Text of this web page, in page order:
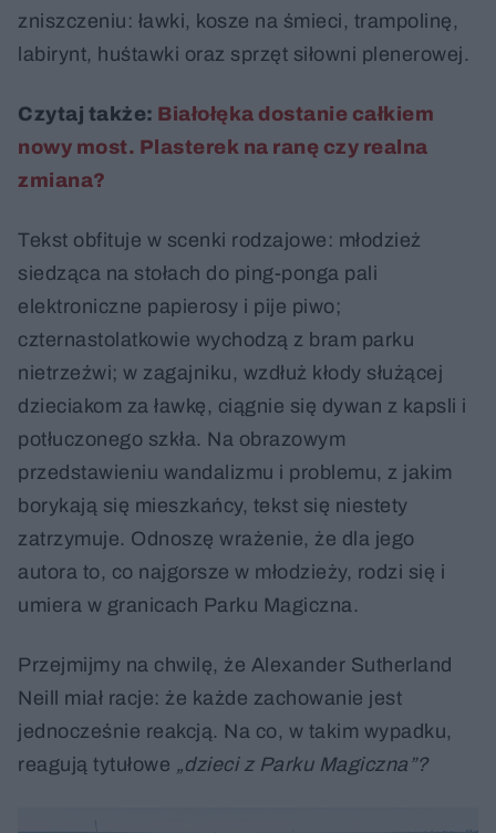
zniszczeniu: ławki, kosze na śmieci, trampolinę,
labirynt, huśtawki oraz sprzęt siłowni plenerowej.
Czytaj także: Białołęka dostanie całkiem
nowy most. Plasterek na ranę czy realna
zmiana?
Tekst obfituje w scenki rodzajowe: młodzież
siedząca na stołach do ping-ponga pali
elektroniczne papierosy i pije piwo;
czternastolatkowie wychodzą z bram parku
nietrzeźwi; w zagajniku, wzdłuż kłody służącej
dzieciakom za ławkę, ciągnie się dywan z kapsli i
potłuczonego szkła. Na obrazowym
przedstawieniu wandalizmu i problemu, z jakim
borykają się mieszkańcy, tekst się niestety
zatrzymuje. Odnoszę wrażenie, że dla jego
autora to, co najgorsze w młodzieży, rodzi się i
umiera w granicach Parku Magiczna.
Przejmijmy na chwilę, że Alexander Sutherland
Neill miał racje: że każde zachowanie jest
jednocześnie reakcją. Na co, w takim wypadku,
reagują tytułowe „dzieci z Parku Magiczna”?